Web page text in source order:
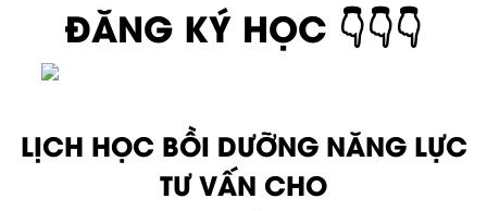
ĐĂNG KÝ HỌC 👇👇👇
LỊCH HỌC BỒI DƯỠNG NĂNG LỰC
TƯ VẤN CHO